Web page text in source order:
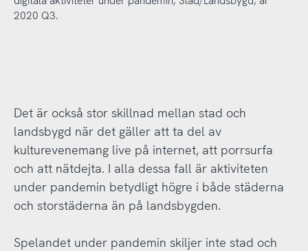
2020 Q3.
Det är också stor skillnad mellan stad och
landsbygd när det gäller att ta del av
kulturevenemang live på internet, att porrsurfa
och att nätdejta. I alla dessa fall är aktiviteten
under pandemin betydligt högre i både städerna
och storstäderna än på landsbygden.
Spelandet under pandemin skiljer inte stad och